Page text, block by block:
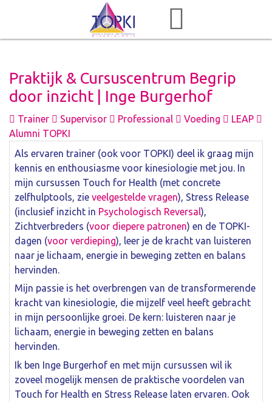
Praktijk & Cursuscentrum Begrip
door inzicht | Inge Burgerhof
Trainer Supervisor Professional Voeding
LEAP
Alumni TOPKI
Als ervaren trainer (ook voor TOPKI) deel ik graag mijn
kennis en enthousiasme voor kinesiologie met jou. In
mijn cursussen Touch for Health (met concrete
zelfhulptools, zie veelgestelde vragen), Stress Release
(inclusief inzicht in Psychologisch Reversal),
Zichtverbreders (voor diepere patronen) en de TOPKI-
dagen (voor verdieping), leer je de kracht van luisteren
naar je lichaam, energie in beweging zetten en balans
hervinden.
Mijn passie is het overbrengen van de transformerende
kracht van kinesiologie, die mijzelf veel heeft gebracht
in mijn persoonlijke groei. De kern: luisteren naar je
lichaam, energie in beweging zetten en balans
hervinden.
Ik ben Inge Burgerhof en met mijn cursussen wil ik
zoveel mogelijk mensen de praktische voordelen van
Touch for Health en Stress Release laten ervaren. Ook